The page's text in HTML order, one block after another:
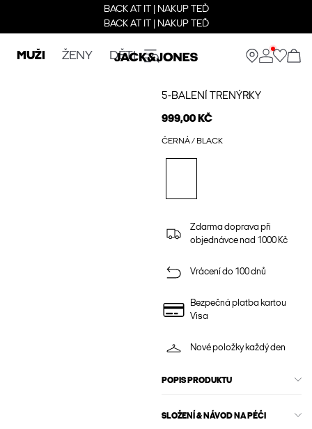
BACK AT IT | NAKUP TEĎ
BACK AT IT | NAKUP TEĎ
MUŽI ŽENY DĚTI
5-BALENÍ TRENÝRKY
999,00 KČ
ČERNÁ / BLACK
Zdarma doprava při
objednávce nad 1000 Kč
Vrácení do 100 dnů
Bezpečná platba kartou
Visa
Nové položky každý den
POPIS PRODUKTU
SLOŽENÍ & NÁVOD NA PÉČI